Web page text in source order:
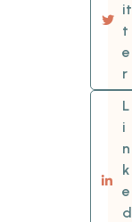
it
t
e
r
L
i
n
k
e
d